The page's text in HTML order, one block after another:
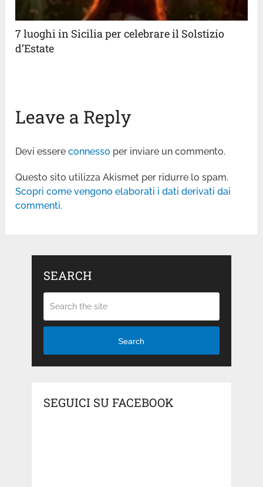
7 luoghi in Sicilia per celebrare il Solstizio
d’Estate
Leave a Reply
Devi essereconnesso per inviare un commento.
Questo sito utilizza Akismet per ridurre lo spam.
Scopri come vengono elaborati i dati derivati dai
commenti.
SEARCH
Search
SEGUICI SU FACEBOOK